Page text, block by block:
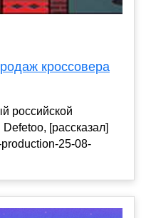
кроссовера
российской
[рассказал]
25-08-